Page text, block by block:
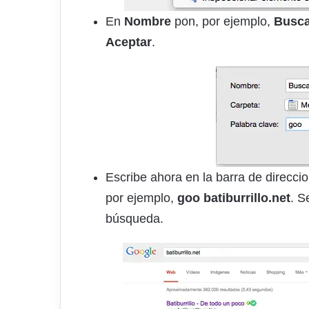
En Nombre pon, por ejemplo,
Aceptar.
Escribe ahora en la barra de
por ejemplo, goo batiburrillo.net.
búsqueda.